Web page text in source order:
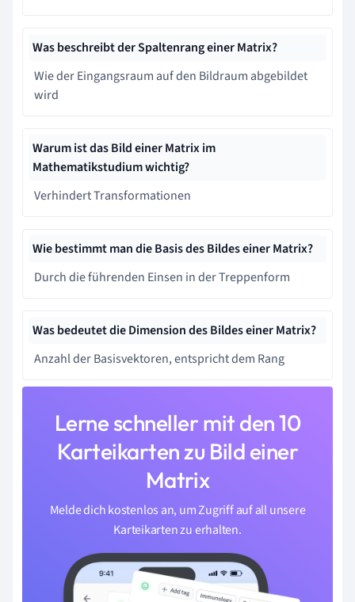
Was beschreibt der Spaltenrang einer Matrix?
Wie der Eingangsraum auf den Bildraum abgebildet
wird
Warum ist das Bild einer Matrix im
Mathematikstudium wichtig?
Verhindert Transformationen
Wie bestimmt man die Basis des Bildes einer Matrix?
Durch die führenden Einsen in der Treppenform
Was bedeutet die Dimension des Bildes einer Matrix?
Anzahl der Basisvektoren, entspricht dem Rang
Lerne schneller mit den 10
Karteikarten zu Bild einer
Matrix
Melde dich kostenlos an, um Zugriff auf all unsere
Karteikarten zu erhalten.